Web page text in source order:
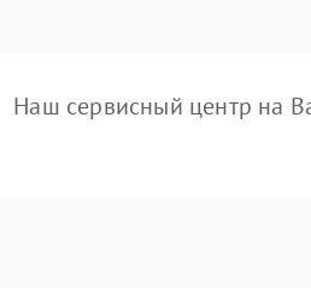
Наш сервисный центр на